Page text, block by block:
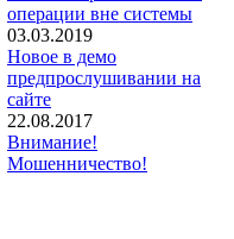
операции вне системы
03.03.2019
Новое в демо
предпрослушивании на
сайте
22.08.2017
Внимание!
Мошенничество!